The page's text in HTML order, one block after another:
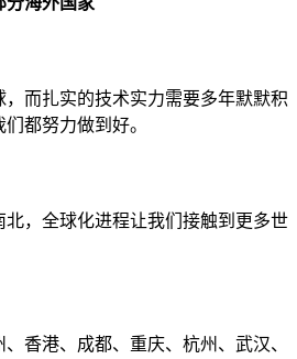
而扎实的技术实力需要多年默默积
都努力做到好。
，全球化进程让我们接触到更多世
香港、成都、重庆、杭州、武汉、